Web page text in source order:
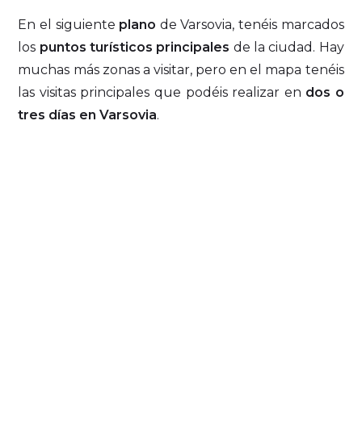
En el siguiente plano de Varsovia, tenéis marcados
los puntos turísticos principales de la ciudad. Hay
muchas más zonas a visitar, pero en el mapa tenéis
las visitas principales que podéis realizar en dos o
tres días en Varsovia.